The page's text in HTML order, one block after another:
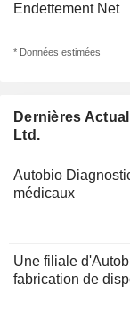
Dernières
Ltd.
Autobio
médicaux
Une filiale
fabrication de
Endettement Net
* Données estimées